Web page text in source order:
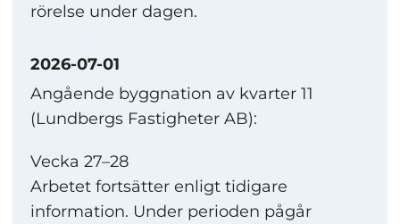
rörelse under dagen.
2026-07-01
Angående byggnation av kvarter 11
(Lundbergs Fastigheter AB):
Vecka 27–28
Arbetet fortsätter enligt tidigare
information. Under perioden pågår